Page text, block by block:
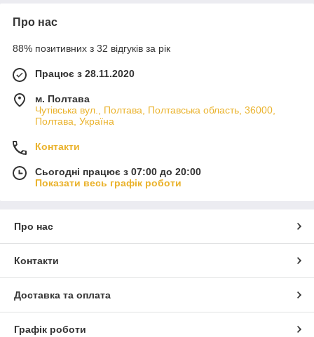
Про нас
88% позитивних з 32 відгуків за рік
Працює з 28.11.2020
м. Полтава
Чутівська вул., Полтава, Полтавська область, 36000,
Полтава, Україна
Контакти
Сьогодні працює з 07:00 до 20:00
Показати весь графік роботи
Про нас
Контакти
Доставка та оплата
Графік роботи